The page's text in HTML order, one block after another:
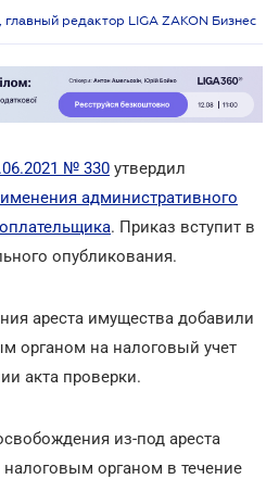
редактор LIGA ZAKON Бизнес
№ 330 утвердил
административного
. Приказ вступит в
опубликования.
ареста имущества добавили
органом на налоговый учет
акта проверки.
из-под ареста
органом в течение